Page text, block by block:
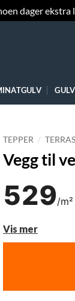
dager ekstra
TEPPER /
Vegg til
529/m²
Vis mer